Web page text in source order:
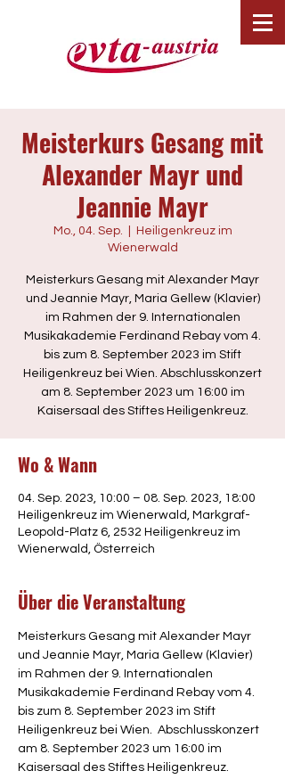
Meisterkurs Gesang mit
Alexander Mayr und
Jeannie Mayr
Mo., 04. Sep.
Heiligenkreuz im
Wienerwald
Meisterkurs Gesang mit Alexander Mayr
und Jeannie Mayr, Maria Gellew (Klavier)
im Rahmen der 9. Internationalen
Musikakademie Ferdinand Rebay vom 4.
bis zum 8. September 2023 im Stift
Heiligenkreuz bei Wien. Abschlusskonzert
am 8. September 2023 um 16:00 im
Kaisersaal des Stiftes Heiligenkreuz.
Wo & Wann
04. Sep. 2023, 10:00 – 08. Sep. 2023, 18:00
Heiligenkreuz im Wienerwald, Markgraf-
Leopold-Platz 6, 2532 Heiligenkreuz im
Wienerwald, Österreich
Über die Veranstaltung
Meisterkurs Gesang mit Alexander Mayr
und Jeannie Mayr, Maria Gellew (Klavier)
im Rahmen der 9. Internationalen
Musikakademie Ferdinand Rebay vom 4.
bis zum 8. September 2023 im Stift
Heiligenkreuz bei Wien.  Abschlusskonzert
am 8. September 2023 um 16:00 im
Kaisersaal des Stiftes Heiligenkreuz.